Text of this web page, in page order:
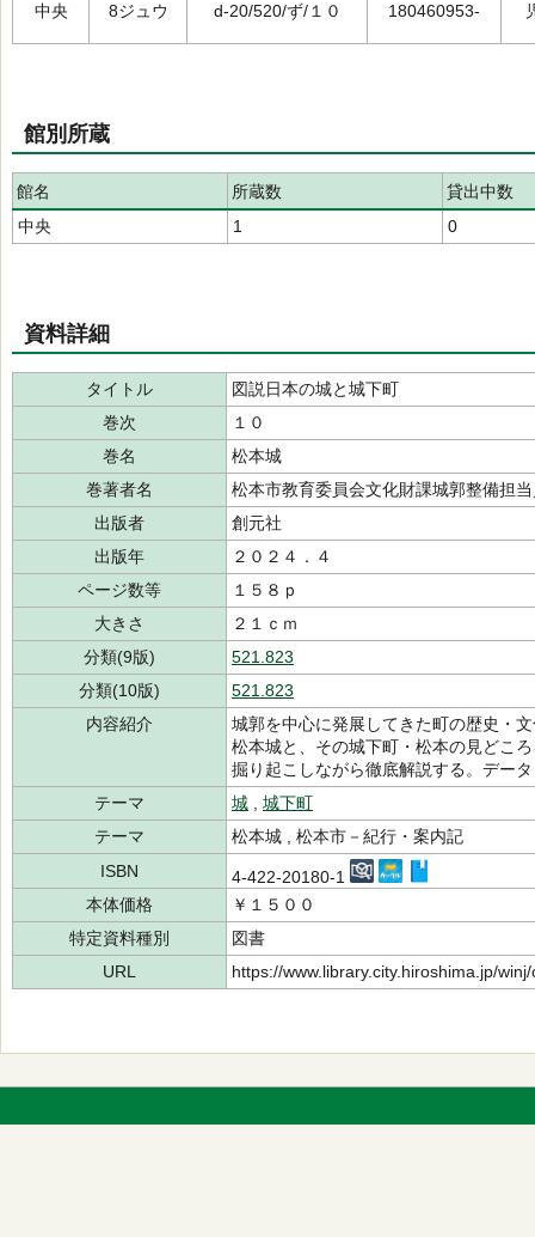
中央 8ジュウ d-20/520/ず/１０ 180460953-
館別所蔵
館名 所蔵数
貸出中数
中央
1 0
資料詳細
タイトル
図説日本の城と城下町
巻次
１０
巻名
松本城
巻著者名
松本市教育委員会文化財課城郭整備担
出版者
創元社
出版年
２０２４．４
ページ数等
１５８ｐ
大きさ
２１ｃｍ
分類(9版)
521.823
分類(10版)
521.823
内容紹介
城郭を中心に発展してきた町の歴史・
松本城と、その城下町・松本の見どこ
掘り起こしながら徹底解説する。デー
テーマ
城
城下町
テーマ
松本城 , 松本市－紀行・案内記
ISBN
4-422-20180-1
本体価格
￥１５００
特定資料種別
図書
URL
https://www.library.city.hiroshima.jp/